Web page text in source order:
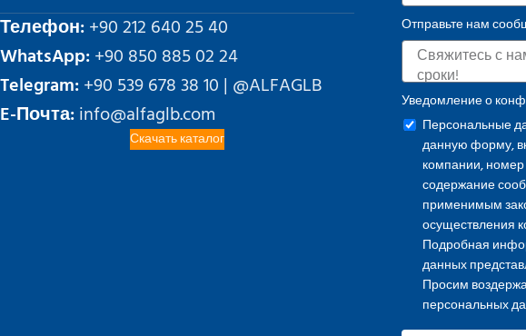
Телефон:+90 212 640 25 40
WhatsApp:+90 850 885 02 24
Telegram:+90 539 678 38 10 | @ALFAGLB
E-Почта:info@alfaglb.com
Скачать каталог
Отправьте нам
Уведомление о
Персональные
данную форму,
компании,
содержание
применимым
осуществления
Подробная
данных
Просим
персональных